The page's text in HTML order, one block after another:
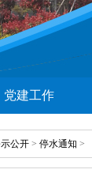
党建工作
公开 > 停水通知 >